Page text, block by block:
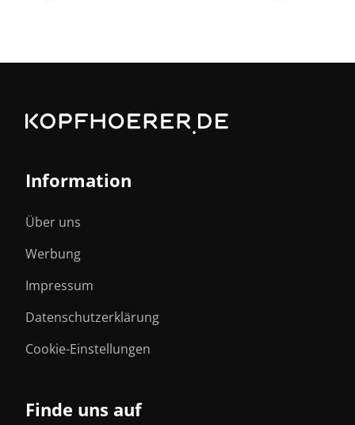
Information
Über uns
Werbung
Impressum
Datenschutzerklärung
Cookie-Einstellungen
Finde uns auf